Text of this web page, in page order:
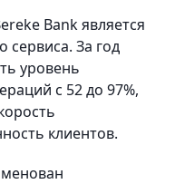
Bank является
сервиса. За год
уровень
с 52 до 97%,
клиентов.